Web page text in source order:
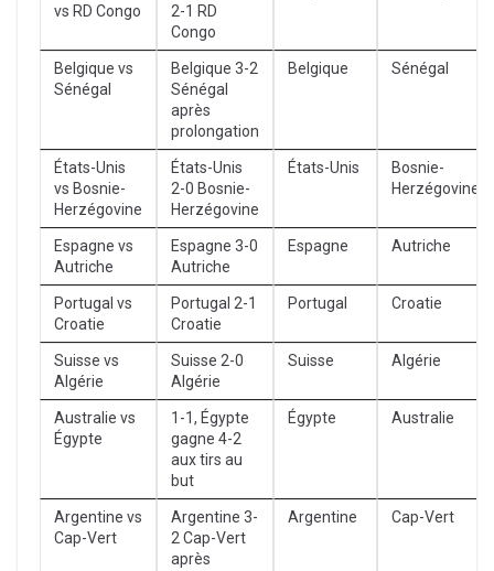
vs RD Congo
2-1 RD
Congo
Belgique vs
Sénégal
Belgique 3-2
Sénégal
après
prolongation
Belgique Sénégal
États-Unis
vs Bosnie-
Herzégovine
États-Unis
2-0 Bosnie-
Herzégovine
États-Unis
Bosnie-
Herzégovine
Espagne vs
Autriche
Espagne 3-0
Autriche
Espagne Autriche
Portugal vs
Croatie
Portugal 2-1
Croatie
Portugal Croatie
Suisse vs
Algérie
Suisse 2-0
Algérie
Suisse Algérie
Australie vs
Égypte
1-1, Égypte
gagne 4-2
aux tirs au
but
Égypte Australie
Argentine vs
Cap-Vert
Argentine 3-
2 Cap-Vert
après
Argentine Cap-Vert